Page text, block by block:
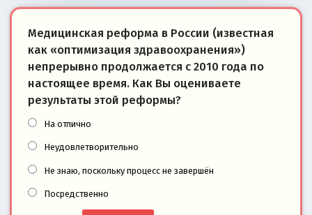
Медицинская реформа в России (известная
как «оптимизация здравоохранения»)
непрерывно продолжается с 2010 года по
настоящее время. Как Вы оцениваете
результаты этой реформы?
На отлично
Неудовлетворительно
Не знаю, поскольку процесс не завершён
Посредственно